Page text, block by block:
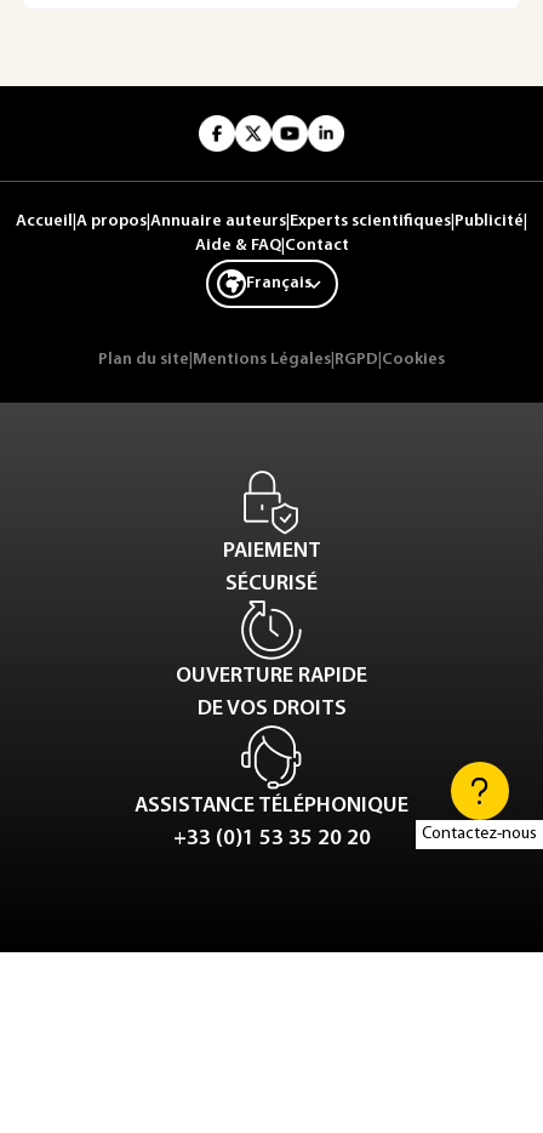
Contactez-nous
Accueil A propos Annuaire auteurs Experts scientifiques Publicité
Aide & FAQ| Contact
Français
Plan du site Mentions Légales RGPD Cookies
PAIEMENT
SÉCURISÉ
OUVERTURE RAPIDE
DE VOS DROITS
ASSISTANCE TÉLÉPHONIQUE
+33 (0)1 53 35 20 20